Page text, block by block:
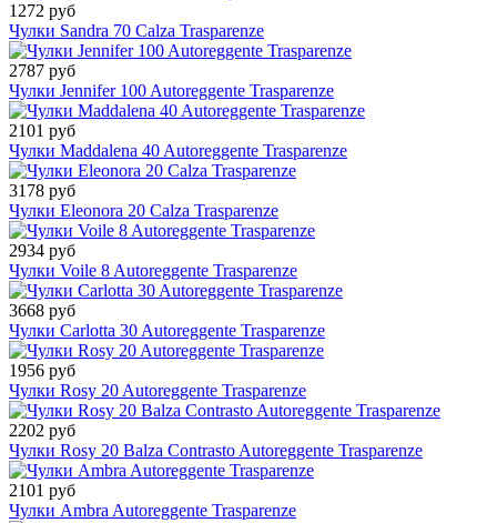
1272 руб
Чулки Sandra 70 Calza Trasparenze
2787 руб
Чулки Jennifer 100 Autoreggente Trasparenze
2101 руб
Чулки Maddalena 40 Autoreggente Trasparenze
3178 руб
Чулки Eleonora 20 Calza Trasparenze
2934 руб
Чулки Voile 8 Autoreggente Trasparenze
3668 руб
Чулки Carlotta 30 Autoreggente Trasparenze
1956 руб
Чулки Rosy 20 Autoreggente Trasparenze
2202 руб
Чулки Rosy 20 Balza Contrasto Autoreggente Trasparenze
2101 руб
Чулки Ambra Autoreggente Trasparenze